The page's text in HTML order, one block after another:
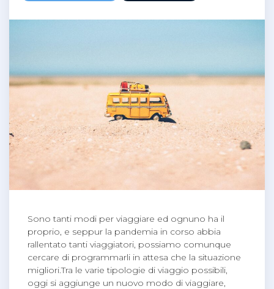
Sono tanti modi per viaggiare ed ognuno ha il
proprio, e seppur la pandemia in corso abbia
rallentato tanti viaggiatori, possiamo comunque
cercare di programmarli in attesa che la situazione
migliori.Tra le varie tipologie di viaggio possibili,
oggi si aggiunge un nuovo modo di viaggiare,